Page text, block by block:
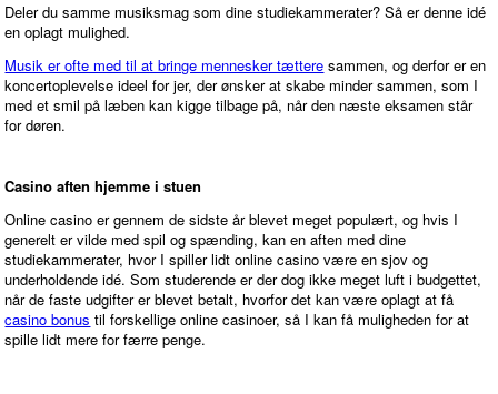
Deler du samme musiksmag som dine studiekammerater? Så er denne idé
en oplagt mulighed.
Musik er ofte med til at bringe mennesker tættere sammen, og derfor er en
koncertoplevelse ideel for jer, der ønsker at skabe minder sammen, som I
med et smil på læben kan kigge tilbage på, når den næste eksamen står
for døren.
Casino aften hjemme i stuen
Online casino er gennem de sidste år blevet meget populært, og hvis I
generelt er vilde med spil og spænding, kan en aften med dine
studiekammerater, hvor I spiller lidt online casino være en sjov og
underholdende idé. Som studerende er der dog ikke meget luft i budgettet,
når de faste udgifter er blevet betalt, hvorfor det kan være oplagt at få
casino bonus til forskellige online casinoer, så I kan få muligheden for at
spille lidt mere for færre penge.